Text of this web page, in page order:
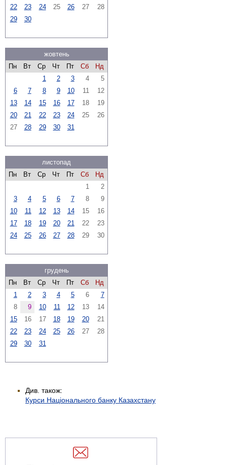
22
23 24 25 26 27
28
29
30
жовтень
Пн
Вт Ср Чт Пт Сб
Нд
1
2 3 4
5
6
7 8 9 10 11
12
13
14 15 16 17 18
19
20
21 22 23 24 25
26
27
28 29 30 31
листопад
Пн
Вт Ср Чт Пт Сб
Нд
1
2
3
4 5 6 7 8
9
10
11 12 13 14 15
16
17
18 19 20 21 22
23
24
25 26 27 28 29 30
грудень
Пн
Вт Ср Чт Пт Сб
Нд
1
2 3 4 5 6
7
8
9 10 11 12 13
14
15
16 17 18 19 20
21
22
23 24 25 26 27
28
29
30 31
Див. також:
Курси Національного банку Казахстану